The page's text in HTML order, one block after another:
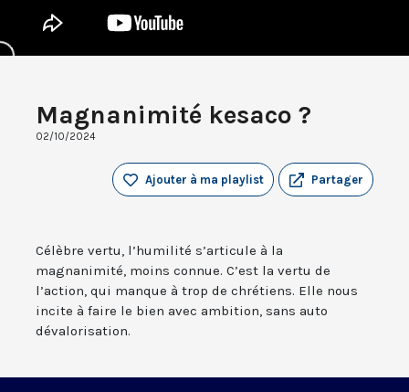
Magnanimité kesaco ?
02/10/2024
Partager
Ajouter à ma playlist
Célèbre vertu, l’humilité s’articule à la
magnanimité, moins connue. C’est la vertu de
l’action, qui manque à trop de chrétiens. Elle nous
incite à faire le bien avec ambition, sans auto
dévalorisation.